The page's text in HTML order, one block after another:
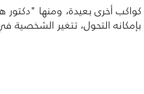
أخرى بعيدة، ومنها "دكتور
التحول، تتغير الشخصية